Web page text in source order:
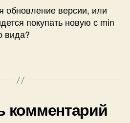
обновление версии, или
покупать новую с min
вида?
комментарий